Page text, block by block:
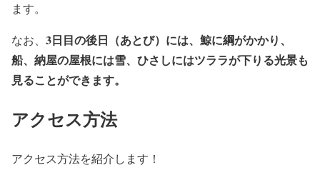
ます。
なお、 3日目の後日（あとび）には、鯨に綱がかかり、
船、納屋の屋根には雪、ひさしにはツララが下りる光景も
見ることができます。
アクセス方法
アクセス方法を紹介します！